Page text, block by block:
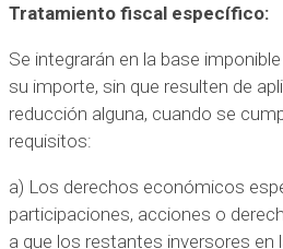
Tratamiento fiscal específico:
Se integrarán en la base
su importe, sin que resulten de
reducción alguna, cuando se
requisitos:
a) Los derechos económicos
participaciones, acciones o
a que los restantes inversores en